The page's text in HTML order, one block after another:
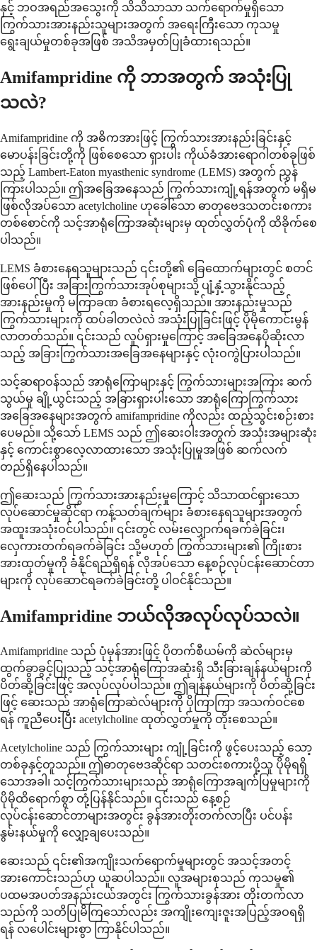
နှင့် ဘဝအရည်အသွေးကို သိသိသာသာ သက်ရောက်မှုရှိသော
ကြွက်သားအားနည်းသူများအတွက် အရေးကြီးသော ကုသမှု
ရွေးချယ်မှုတစ်ခုအဖြစ် အသိအမှတ်ပြုခံထားရသည်။
Amifampridine ကို ဘာအတွက် အသုံးပြု
သလဲ?
Amifampridine ကို အဓိကအားဖြင့် ကြွက်သားအားနည်းခြင်းနှင့်
မောပန်းခြင်းတို့ကို ဖြစ်စေသော ရှားပါး ကိုယ်ခံအားရောဂါတစ်ခုဖြစ်
သည့် Lambert-Eaton myasthenic syndrome (LEMS) အတွက် ညွှန်
ကြားပါသည်။ ဤအခြေအနေသည် ကြွက်သားကျုံ့ရန်အတွက် မရှိမ
ဖြစ်လိုအပ်သော acetylcholine ဟုခေါ်သော ဓာတုဗေဒသတင်းစကား
တစ်စောင်ကို သင့်အာရုံကြောအဆုံးများမှ ထုတ်လွှတ်ပုံကို ထိခိုက်စေ
ပါသည်။
LEMS ခံစားနေရသူများသည် ၎င်းတို့၏ ခြေထောက်များတွင် စတင်
ဖြစ်ပေါ်ပြီး အခြားကြွက်သားအုပ်စုများသို့ ပျံ့နှံ့သွားနိုင်သည့်
အားနည်းမှုကို မကြာခဏ ခံစားရလေ့ရှိသည်။ အားနည်းမှုသည်
ကြွက်သားများကို ထပ်ခါတလဲလဲ အသုံးပြုခြင်းဖြင့် ပိုမိုကောင်းမွန်
လာတတ်သည်။ ၎င်းသည် လှုပ်ရှားမှုကြောင့် အခြေအနေပိုဆိုးလာ
သည့် အခြားကြွက်သားအခြေအနေများနှင့် လုံးဝကွဲပြားပါသည်။
သင့်ဆရာဝန်သည် အာရုံကြောများနှင့် ကြွက်သားများအကြား ဆက်
သွယ်မှု ချို့ယွင်းသည့် အခြားရှားပါးသော အာရုံကြောကြွက်သား
အခြေအနေများအတွက် amifampridine ကိုလည်း ထည့်သွင်းစဉ်းစား
ပေမည်။ သို့သော် LEMS သည် ဤဆေးဝါးအတွက် အသုံးအများဆုံး
နှင့် ကောင်းစွာလေ့လာထားသော အသုံးပြုမှုအဖြစ် ဆက်လက်
တည်ရှိနေပါသည်။
ဤဆေးသည် ကြွက်သားအားနည်းမှုကြောင့် သိသာထင်ရှားသော
လုပ်ဆောင်မှုဆိုင်ရာ ကန့်သတ်ချက်များ ခံစားနေရသူများအတွက်
အထူးအသုံးဝင်ပါသည်။ ၎င်းတွင် လမ်းလျှောက်ရခက်ခဲခြင်း၊
လှေကားတက်ရခက်ခဲခြင်း သို့မဟုတ် ကြွက်သားများ၏ ကြိုးစား
အားထုတ်မှုကို ခံနိုင်ရည်ရှိရန် လိုအပ်သော နေ့စဉ်လုပ်ငန်းဆောင်တာ
များကို လုပ်ဆောင်ရခက်ခဲခြင်းတို့ ပါဝင်နိုင်သည်။
Amifampridine ဘယ်လိုအလုပ်လုပ်သလဲ။
Amifampridine သည် ပုံမှန်အားဖြင့် ပိုတက်စီယမ်ကို ဆဲလ်များမှ
ထွက်ခွာခွင့်ပြုသည့် သင့်အာရုံကြောအဆုံးရှိ သီးခြားချန်နယ်များကို
ပိတ်ဆို့ခြင်းဖြင့် အလုပ်လုပ်ပါသည်။ ဤချန်နယ်များကို ပိတ်ဆို့ခြင်း
ဖြင့် ဆေးသည် အာရုံကြောဆဲလ်များကို ပိုကြာကြာ အသက်ဝင်စေ
ရန် ကူညီပေးပြီး acetylcholine ထုတ်လွှတ်မှုကို တိုးစေသည်။
Acetylcholine သည် ကြွက်သားများ ကျုံ့ခြင်းကို ဖွင့်ပေးသည့် သော့
တစ်ခုနှင့်တူသည်။ ဤဓာတုဗေဒဆိုင်ရာ သတင်းစကားပို့သူ ပိုမိုရရှိ
သောအခါ၊ သင့်ကြွက်သားများသည် အာရုံကြောအချက်ပြမှုများကို
ပိုမိုထိရောက်စွာ တုံ့ပြန်နိုင်သည်။ ၎င်းသည် နေ့စဉ်
လုပ်ငန်းဆောင်တာများအတွင်း ခွန်အားတိုးတက်လာပြီး ပင်ပန်း
နွမ်းနယ်မှုကို လျှော့ချပေးသည်။
ဆေးသည် ၎င်း၏အကျိုးသက်ရောက်မှုများတွင် အသင့်အတင့်
အားကောင်းသည်ဟု ယူဆပါသည်။ လူအများစုသည် ကုသမှု၏
ပထမအပတ်အနည်းငယ်အတွင်း ကြွက်သားခွန်အား တိုးတက်လာ
သည်ကို သတိပြုမိကြသော်လည်း အကျိုးကျေးဇူးအပြည့်အဝရရှိ
ရန် လပေါင်းများစွာ ကြာနိုင်ပါသည်။